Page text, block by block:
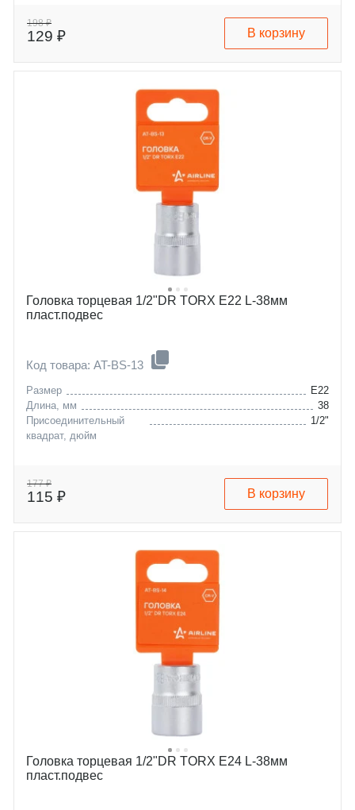
198 ₽
129 ₽ В корзину
Головка торцевая 1/2"DR TORX E22 L-38мм
пласт.подвес
Код товара: AT-BS-13
Размер
E22
Длина, мм
38
Присоединительный
квадрат, дюйм
1/2"
177 ₽
115 ₽ В корзину
Головка торцевая 1/2"DR TORX E24 L-38мм
пласт.подвес